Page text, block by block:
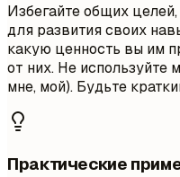
Избегайте общих
для развития своих
какую ценность вы им
от них. Не используйте
мне, мой). Будьте
Практические